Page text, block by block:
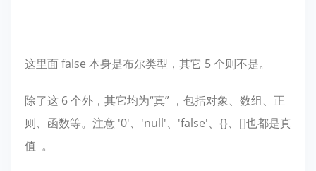
这里面 false 本身是布尔类型，其它 5 个则不是。
除了这 6 个外，其它均为“真” ，包括对象、数组、正
则、函数等。注意 '0'、'null'、'false'、{}、[]也都是真
值 。